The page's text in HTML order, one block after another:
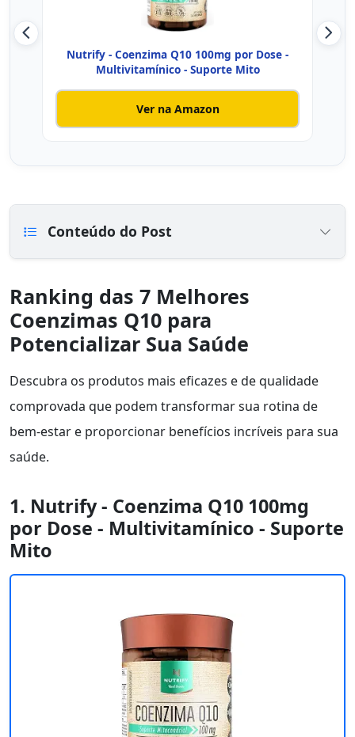
Nutrify - Coenzima Q10 100mg por Dose -
Multivitamínico - Suporte Mito
Ver na Amazon
Conteúdo do Post
Ranking das 7 Melhores
Coenzimas Q10 para
Potencializar Sua Saúde
Descubra os produtos mais eficazes e de qualidade
comprovada que podem transformar sua rotina de
bem-estar e proporcionar benefícios incríveis para sua
saúde.
1. Nutrify - Coenzima Q10 100mg
por Dose - Multivitamínico - Suporte
Mito